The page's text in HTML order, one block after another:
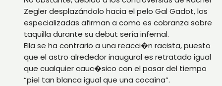
Zegler desplazándolo hacia el pelo Gal Gadot, los
especializadas afirman a como es cobranza sobre
taquilla durante su debut sería infernal.
Ella se ha contrario a una reacci�n racista, puesto
que el astro alrededor inaugural es retratado igual
que cualquier cauc�sico con el pasar del tiempo
“piel tan blanca igual que una cocaína”.